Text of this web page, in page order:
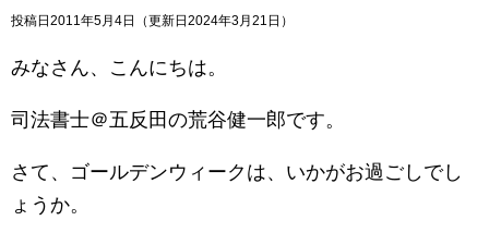
投稿日2011年5月4日 （更新日2024年3月21日）
みなさん、こんにちは。
司法書士＠五反田の荒谷健一郎です。
さて、ゴールデンウィークは、いかがお過ごしでし
ょうか。